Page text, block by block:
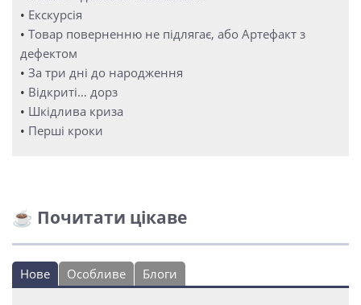
• Екскурсія
• Товар поверненню не підлягає, або Артефакт з
дефектом
• За три дні до народження
• Відкриті… дорз
• Шкідлива криза
• Перші кроки
☕ Почитати цікаве
Нове Особливе Блоги